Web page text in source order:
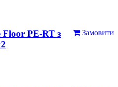
Замовити
PE-RT з